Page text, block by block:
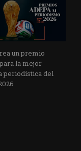
un premio
la mejor
periodística del